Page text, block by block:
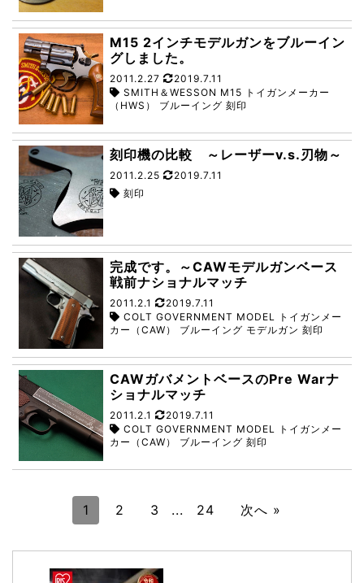
M15 2インチモデルガンをブルーイン
グしました。
2011.2.27
2019.7.11
SMITH＆WESSON M15 トイガンメーカー
（HWS） ブルーイング 刻印
刻印機の比較 ～レーザーv.s.刃物～
2011.2.25
2019.7.11
刻印
完成です。～CAWモデルガンベース
戦前ナショナルマッチ
2011.2.1
2019.7.11
COLT GOVERNMENT MODEL トイガンメー
カー（CAW） ブルーイング モデルガン 刻印
CAWガバメントベースのPre Warナ
ショナルマッチ
2011.2.1
2019.7.11
COLT GOVERNMENT MODEL トイガンメー
カー（CAW） ブルーイング 刻印
1 2 3 ... 24 次へ »